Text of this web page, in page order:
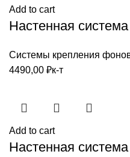
Add to cart
Настенная
Системы крепления
4490,00 ₽к-т
Add to cart
Настенная